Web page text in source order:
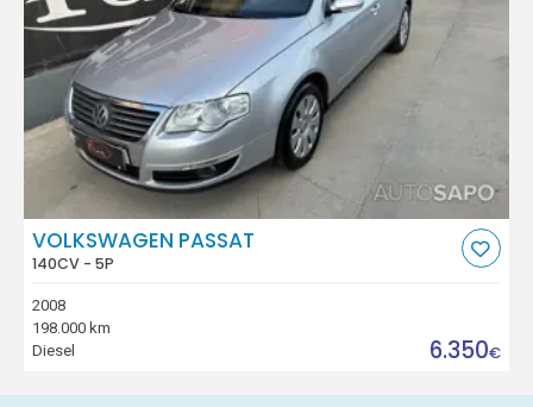
VOLKSWAGEN PASSAT
140CV - 5P
2008
198.000 km
Diesel
6.350€